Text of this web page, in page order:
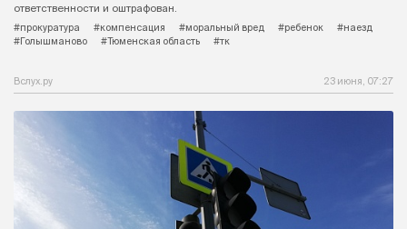
ответственности и оштрафован.
#прокуратура
#компенсация #моральный вред #ребенок
#наезд
#Голышманово
#Тюменская область #тк
Вслух.ру 23 июня, 07:27